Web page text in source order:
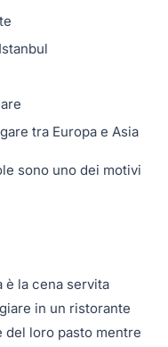
tra Europa e Asia
sono uno dei motivi
è la cena servita
in un ristorante
del loro pasto mentre